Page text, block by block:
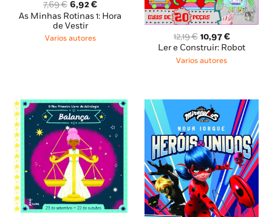
7,69€ O
preço
original
era:
6,92€O
preço
As Minhas Rotinas 1: Hora
de Vestir
Varios autores 12,19€ O
preço
original
10,97€O
preço
Ler e Construir: Robot
Varios autores